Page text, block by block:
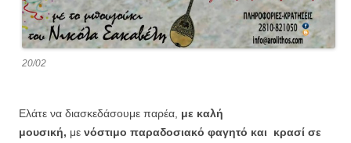
20/02
Ελάτε να διασκεδάσουμε παρέα, με καλή
μουσική, με νόστιμο παραδοσιακό φαγητό και κρασί σε